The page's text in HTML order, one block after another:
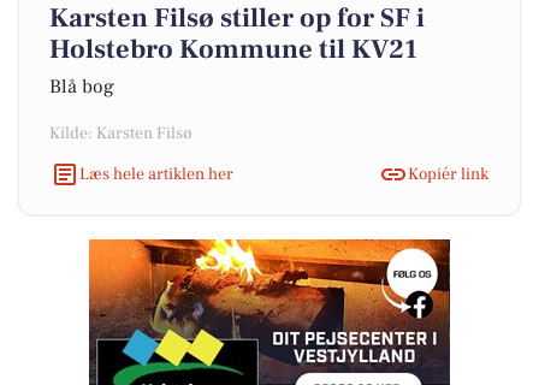
Karsten Filsø stiller op for SF i
Holstebro Kommune til KV21
Blå bog
Kilde: Karsten Filsø
Læs hele artiklen her
Kopiér link